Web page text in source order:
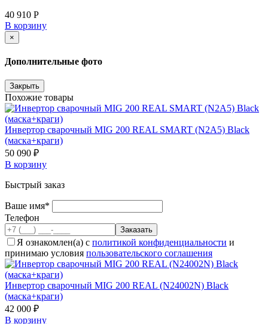
40 910 Р
В корзину
×
Дополнительные фото
Закрыть
Похожие товары
Инвертор сварочный MIG 200 REAL SMART (N2A5) Black
(маска+краги)
50 090 ₽
В корзину
Быстрый заказ
Ваше имя*
Телефон
Я ознакомлен(а) с политикой конфиденциальности и
принимаю условия пользовательского соглашения
Инвертор сварочный MIG 200 REAL (N24002N) Black
(маска+краги)
42 000 ₽
В корзину